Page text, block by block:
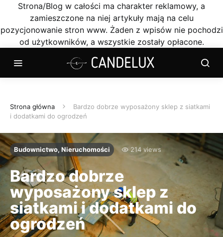
Strona/Blog w całości ma charakter reklamowy, a
zamieszczone na niej artykuły mają na celu
pozycjonowanie stron www. Żaden z wpisów nie pochodzi
od użytkowników, a wszystkie zostały opłacone.
Strona główna
Bardzo dobrze wyposażony sklep z siatkami
i dodatkami do ogrodzeń
Budownictwo, Nieruchomości 214 views
Bardzo dobrze
wyposażony sklep z
siatkami i dodatkami do
ogrodzeń